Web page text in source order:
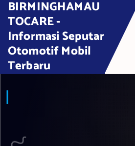
BIRMINGHAMAU
TOCARE -
Informasi Seputar
Otomotif Mobil
Terbaru